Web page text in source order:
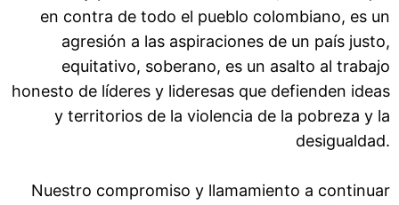
en contra de todo el pueblo colombiano, es un
agresión a las aspiraciones de un país justo,
equitativo, soberano, es un asalto al trabajo
honesto de líderes y lideresas que defienden ideas
y territorios de la violencia de la pobreza y la
desigualdad.
Nuestro compromiso y llamamiento a continuar